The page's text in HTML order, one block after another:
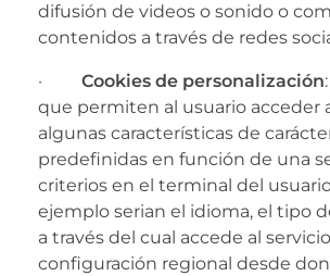
difusión de videos o sonido o
contenidos a través de redes
· Cookies de personalización
que permiten al usuario acceder
algunas características de
predefinidas en función de una
criterios en el terminal del
ejemplo serian el idioma, el tipo
a través del cual accede al
configuración regional desde